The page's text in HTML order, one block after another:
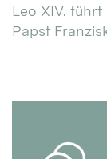
Leo XIV.
Papst